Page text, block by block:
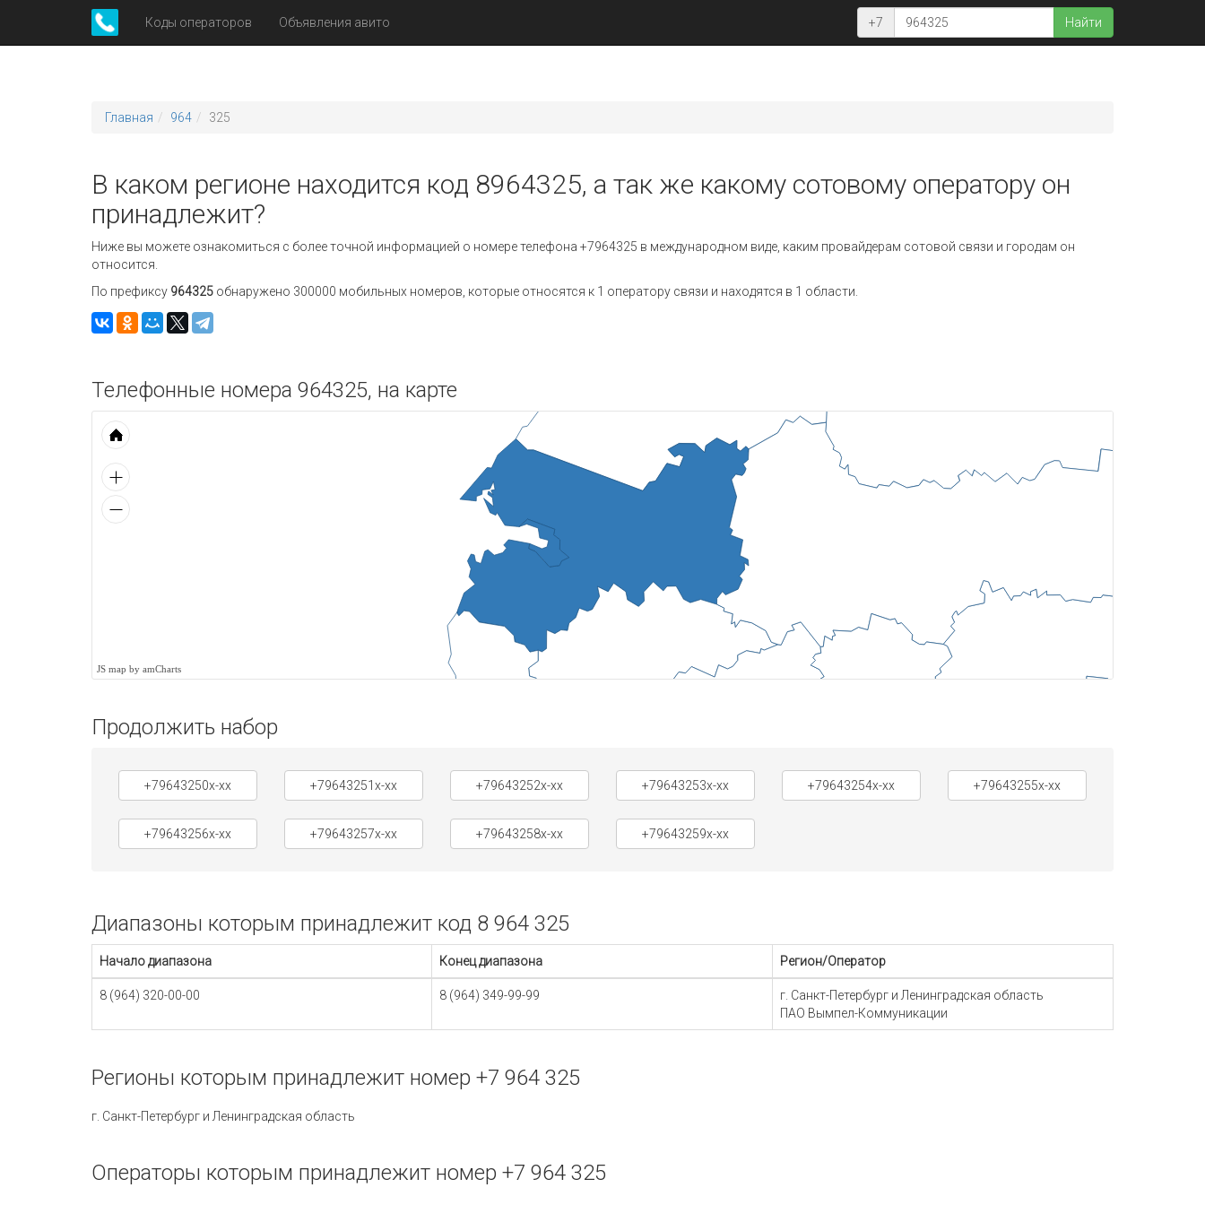
Коды операторов Объявления авито +7 Найти
Главная 964 325
В каком регионе находится код 8964325, а так же какому сотовому оператору он
принадлежит?
Ниже вы можете ознакомиться с более точной информацией о номере телефона +7964325 в международном виде, каким провайдерам сотовой связи и городам он
относится.
По префиксу 964325 обнаружено 300000 мобильных номеров, которые относятся к 1 оператору связи и находятся в 1 области.
Телефонные номера 964325, на карте
JS map by amCharts
Продолжить набор
+79643250x-xx +79643251x-xx +79643252x-xx +79643253x-xx +79643254x-xx +79643255x-xx
+79643256x-xx +79643257x-xx +79643258x-xx +79643259x-xx
Диапазоны которым принадлежит код 8 964 325
Начало диапазона Конец диапазона Регион/Оператор
8 (964) 320-00-00 8 (964) 349-99-99
г. Санкт-Петербург и Ленинградская область
ПАО Вымпел-Коммуникации
Регионы которым принадлежит номер +7 964 325
г. Санкт-Петербург и Ленинградская область
Операторы которым принадлежит номер +7 964 325